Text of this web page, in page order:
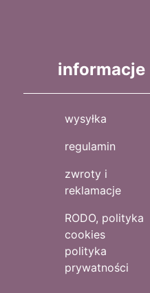
informacje
wysyłka
regulamin
zwroty i
reklamacje
RODO, polityka
cookies
polityka
prywatności